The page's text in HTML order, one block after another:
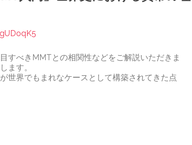
すべきMMTとの相関性などをご解説いただきま
ます。
世界でもまれなケースとして構築されてきた点